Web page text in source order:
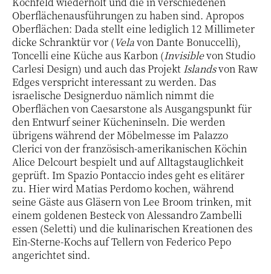
Oberflächenausführungen zu haben sind. Apropos
Oberflächen: Dada stellt eine lediglich 12 Millimeter
dicke Schranktür vor (Velavon Dante Bonuccelli),
Toncelli eine Küche aus Karbon (Invisiblevon Studio
Carlesi Design) und auch das Projekt Islandsvon Raw
Edges verspricht interessant zu werden. Das
israelische Designerduo nämlich nimmt die
Oberflächen von Caesarstone als Ausgangspunkt für
den Entwurf seiner Kücheninseln. Die werden
übrigens während der Möbelmesse im Palazzo
Clerici von der französisch-amerikanischen Köchin
Alice Delcourt bespielt und auf Alltagstauglichkeit
geprüft. Im Spazio Pontaccio indes geht es elitärer
zu. Hier wird Matias Perdomo kochen, während
seine Gäste aus Gläsern von Lee Broom trinken, mit
einem goldenen Besteck von Alessandro Zambelli
essen (Seletti) und die kulinarischen Kreationen des
Ein-Sterne-Kochs auf Tellern von Federico Pepo
angerichtet sind.